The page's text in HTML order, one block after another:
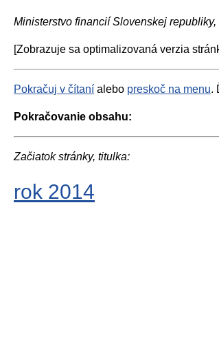
Ministerstvo financií Slovenskej
[Zobrazuje sa optimalizovaná verzia
Pokračuj v čítaní alebo preskoč na menu.
Pokračovanie obsahu:
Začiatok stránky, titulka:
rok 2014